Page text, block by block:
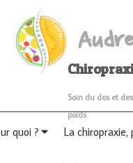
Soin du dos et
poids
quoi ? La chiropraxie,